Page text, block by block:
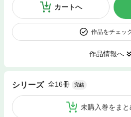
カートへ
作品をチェッ
作品情報へ
シリーズ 全16冊 完結
未購入巻をまと